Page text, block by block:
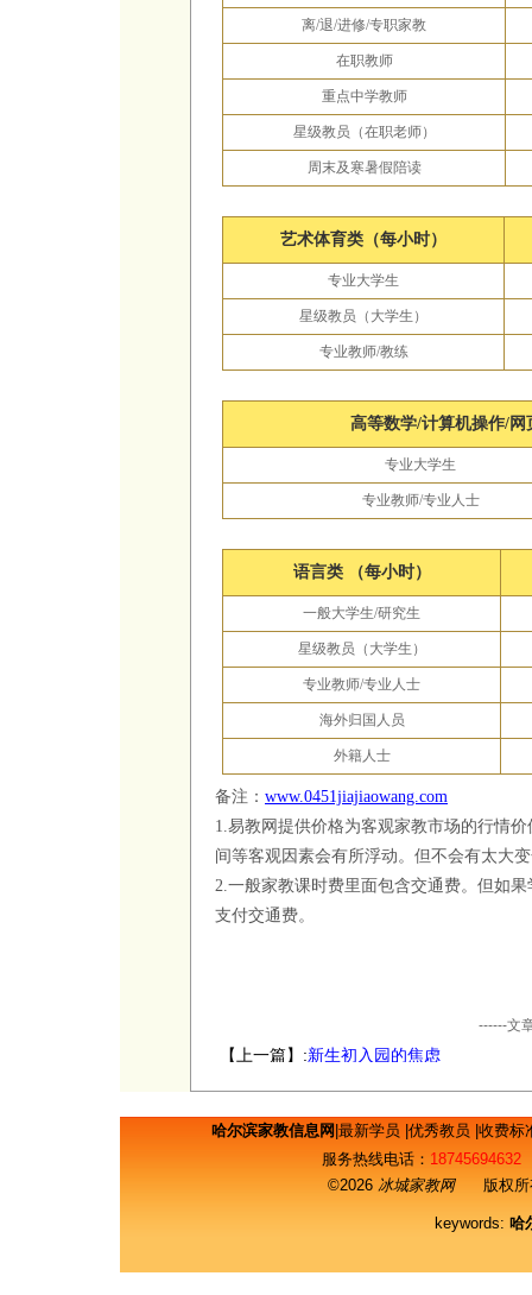
离/退/进修/专职家教
在职教师
重点中学教师
星级教员（在职老师）
周末及寒暑假陪读
艺术体育类（每小时）
专业大学生
星级教员（大学生）
专业教师/教练
高等数学/计算机操作/网
专业大学生
专业教师/专业人士
语言类 （每小时）
一般大学生/研究生
星级教员（大学生）
专业教师/专业人士
海外归国人员
外籍人士
备注： www.0451jiajiaowang.com
1.易教网提供价格为客观家教市场的行情
间等客观因素会有所浮动。但不会有太大
2.一般家教课时费里面包含交通费。但如
支付交通费。
------文
【上一篇】:新生初入园的焦虑
哈尔滨家教信息网 最新学员 优秀教员 收费标
服务热线电话： 18745694632
©2026 冰城家教网版权所有
keywords: 哈